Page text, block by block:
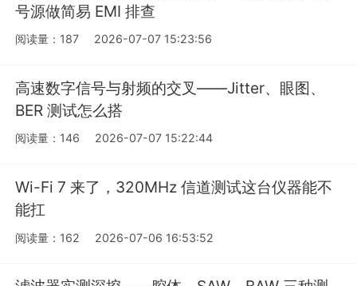
号源做简易 EMI 排查
阅读量：187 2026-07-07 15:23:56
高速数字信号与射频的交叉——Jitter、眼图、
BER 测试怎么搭
阅读量：146 2026-07-07 15:22:44
Wi-Fi 7 来了，320MHz 信道测试这台仪器能不
能扛
阅读量：162 2026-07-06 16:53:52